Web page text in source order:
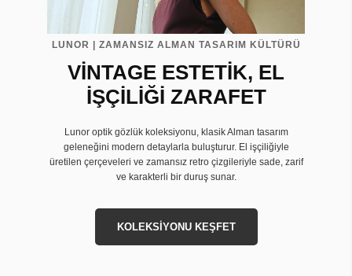
LUNOR | ZAMANSIZ ALMAN TASARIM KÜLTÜRÜ
VİNTAGE ESTETİK, EL
İŞÇİLİĞİ ZARAFET
Lunor optik gözlük koleksiyonu, klasik Alman tasarım
geleneğini modern detaylarla buluşturur. El işçiliğiyle
üretilen çerçeveleri ve zamansız retro çizgileriyle sade, zarif
ve karakterli bir duruş sunar.
KOLEKSİYONU KEŞFET